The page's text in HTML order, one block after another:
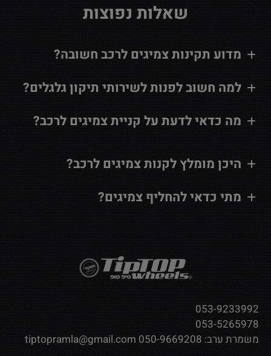
שאלות נפוצות
מדוע תקינות צמיגים לרכב חשובה?
למה חשוב לפנות לשירותי תיקון גלגלים?
מה כדאי לדעת על קניית צמיגים לרכב?
היכן מומלץ לקנות צמיגים לרכב?
מתי כדאי להחליף צמיגים?
053-9233992
053-5265978
משמרת ערב: 050-9669208
tiptopramla@gmail.com